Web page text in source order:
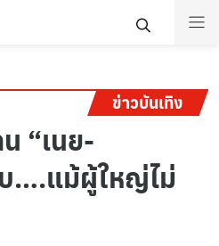
ข่าวบันเทิง
“เนย-
….แม้ผู้ใหญ่ไม่